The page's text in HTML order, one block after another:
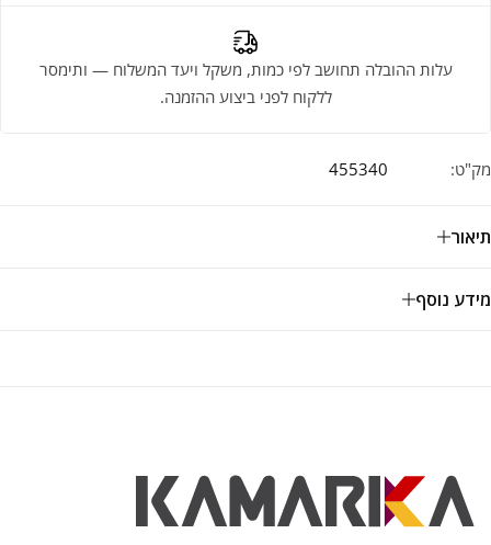
עלות ההובלה תחושב לפי כמות, משקל ויעד המשלוח — ותימסר
ללקוח לפני ביצוע ההזמנה.
מק"ט: 455340
תיאור
מידע נוסף